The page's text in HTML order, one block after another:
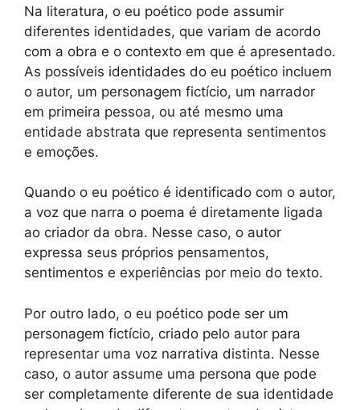
Na literatura, o eu poético pode assumir
diferentes identidades, que variam de acordo
com a obra e o contexto em que é apresentado.
As possíveis identidades do eu poético incluem
o autor, um personagem fictício, um narrador
em primeira pessoa, ou até mesmo uma
entidade abstrata que representa sentimentos
e emoções.
Quando o eu poético é identificado com o autor,
a voz que narra o poema é diretamente ligada
ao criador da obra. Nesse caso, o autor
expressa seus próprios pensamentos,
sentimentos e experiências por meio do texto.
Por outro lado, o eu poético pode ser um
personagem fictício, criado pelo autor para
representar uma voz narrativa distinta. Nesse
caso, o autor assume uma persona que pode
ser completamente diferente de sua identidade